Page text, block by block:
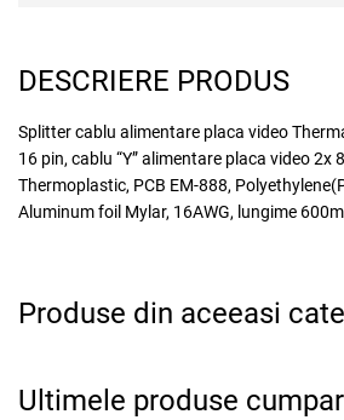
DESCRIERE PRODUS
Splitter cablu alimentare placa video
16 pin, cablu “Y” alimentare placa video 2x
Thermoplastic, PCB EM-888,
Aluminum foil Mylar, 16AWG, lungime
Produse din aceeasi
Ultimele produse